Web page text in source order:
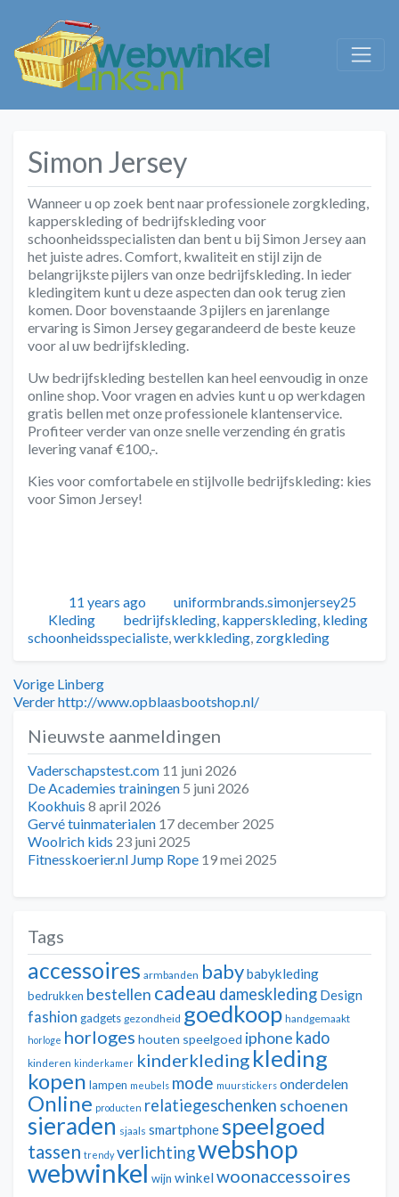
Simon Jersey
Wanneer u op zoek bent naar professionele zorgkleding,
kapperskleding of bedrijfskleding voor
schoonheidsspecialisten dan bent u bij Simon Jersey aan
het juiste adres. Comfort, kwaliteit en stijl zijn de
belangrijkste pijlers van onze bedrijfskleding. In ieder
kledingitem kunt u deze aspecten dan ook terug zien
komen. Door bovenstaande 3 pijlers en jarenlange
ervaring is Simon Jersey gegarandeerd de beste keuze
voor al uw bedrijfskleding.
Uw bedrijfskleding bestellen kan heel eenvoudig in onze
online shop. Voor vragen en advies kunt u op werkdagen
gratis bellen met onze professionele klantenservice.
Profiteer verder van onze snelle verzending én gratis
levering vanaf €100,-.
Kies voor comfortabele en stijlvolle bedrijfskleding: kies
voor Simon Jersey!
Geplaatst
11 years ago Auteur
uniformbrands.simonjersey25
Categorieën
Kleding Tags
bedrijfskleding kapperskleding kleding
schoonheidsspecialiste werkkleding zorgkleding
Bericht
navigatie
Vorige Vorig
bericht:
Linberg
VerderVolgend
http://www.opblaasbootshop.nl/
Nieuwste aanmeldingen
Vaderschapstest.com 11 juni 2026
De Academies trainingen 5 juni 2026
Kookhuis 8 april 2026
Gervé tuinmaterialen 17 december 2025
Woolrich kids 23 juni 2025
Fitnesskoerier.nl Jump Rope 19 mei 2025
Tags
accessoires armbanden babybabykleding
bedrukken bestellen cadeau dameskleding Design
fashion gadgets gezondheid goedkoop handgemaakt
horloge horloges houten speelgoed iphone kado
kinderen kinderkamer kinderkleding kleding
kopen lampen meubels mode muurstickers onderdelen
Online producten relatiegeschenken schoenen
sieraden sjaals smartphonespeelgoed
tassen trendy verlichtingwebshop
webwinkel wijn winkelwoonaccessoires